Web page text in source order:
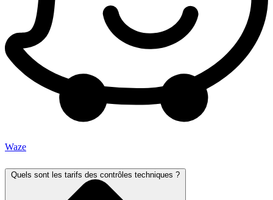
Waze
Quels sont les tarifs des contrôles techniques ?